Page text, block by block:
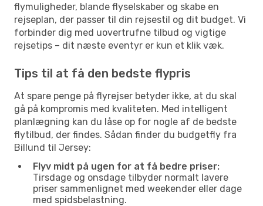
flymuligheder, blande flyselskaber og skabe en
rejseplan, der passer til din rejsestil og dit budget. Vi
forbinder dig med uovertrufne tilbud og vigtige
rejsetips – dit næste eventyr er kun et klik væk.
Tips til at få den bedste flypris
At spare penge på flyrejser betyder ikke, at du skal
gå på kompromis med kvaliteten. Med intelligent
planlægning kan du låse op for nogle af de bedste
flytilbud, der findes. Sådan finder du budgetfly fra
Billund til Jersey:
Flyv midt på ugen for at få bedre priser:
Tirsdage og onsdage tilbyder normalt lavere
priser sammenlignet med weekender eller dage
med spidsbelastning.